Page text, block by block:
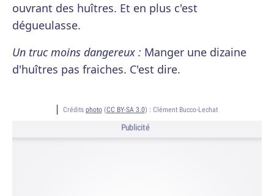
ouvrant des huîtres. Et en plus c'est
dégueulasse.
Un truc moins dangereux : Manger une dizaine
d'huîtres pas fraiches. C'est dire.
Crédits photo(CC BY-SA 3.0) : Clément Bucco-Lechat
Publicité